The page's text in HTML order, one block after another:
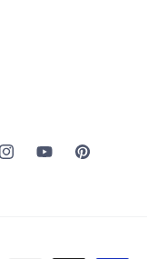
InstagramYouTubePinterest